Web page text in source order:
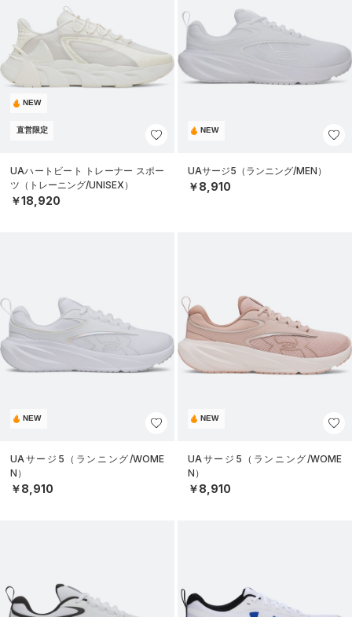
NEW
直営限定
UAハートビート トレーナー スポー
ツ（トレーニング/UNISEX）
￥18,920
NEW
UAサージ5（ランニング/MEN）
￥8,910
NEW
UAサージ5（ランニング/WOME
N）
￥8,910
NEW
UAサージ5（ランニング/WOME
N）
￥8,910